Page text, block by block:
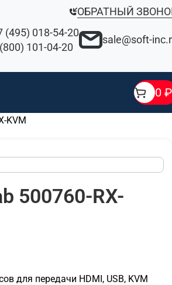
ОБРАТНЫЙ
(495) 018-54-20
101-04-20
sale@soft-
0 ₽
KVM
500760-RX-
для передачи HDMI, USB, KVM